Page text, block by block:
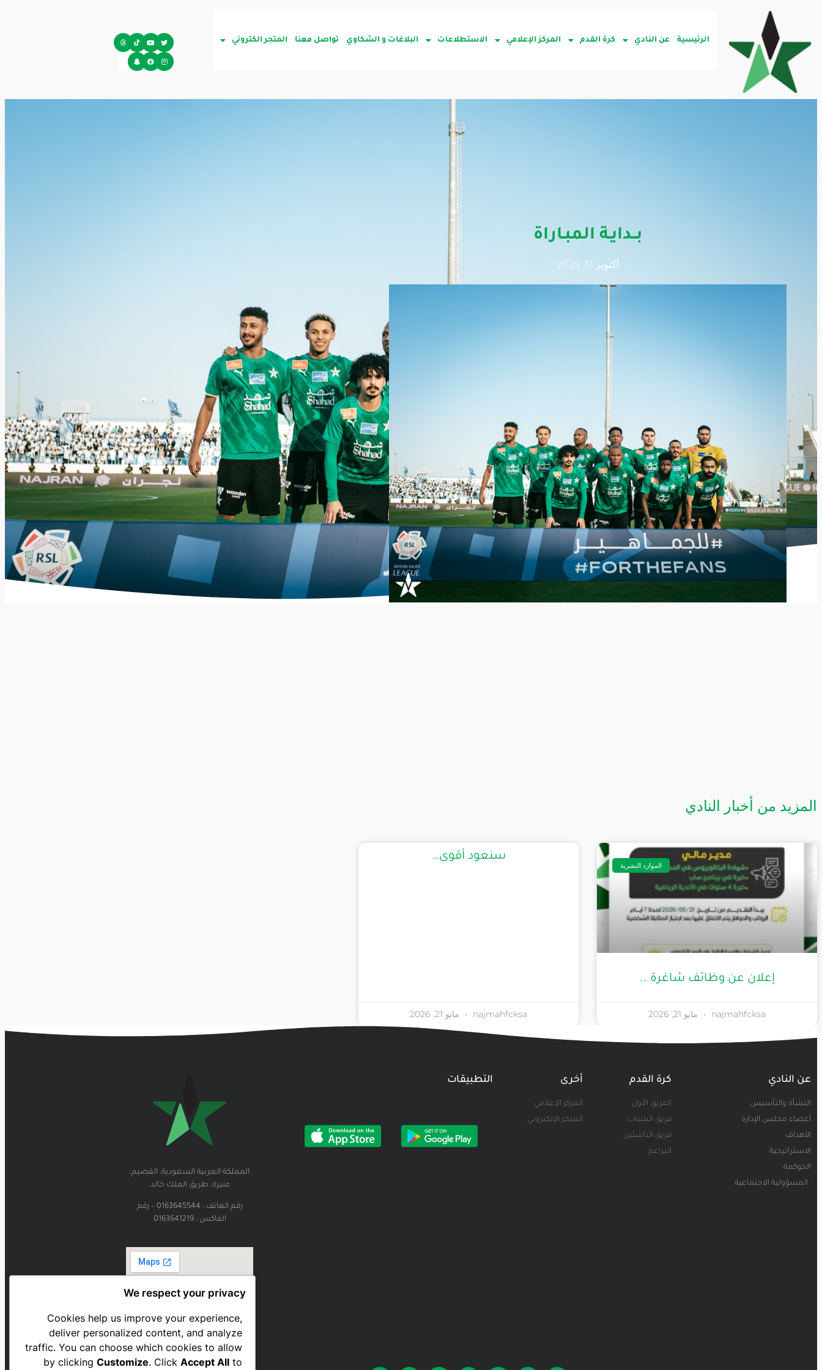
الرئيسية عن النادي كرة القدم المركز الإعلامي الاستطلاعات البلاغات و الشكاوي تواصل معنا المتجر الكتروني
بــدايـة المبـاراة
أكتوبر 31, 2025
المزيد من أخبار النادي
الموارد البشرية
إعلان عن وظائف شاغرة ..
najmahfcksa مايو 21, 2026
سنعود أقوى…
najmahfcksa مايو 21, 2026
عن النادي
النشأة والتأسيس
أعضاء مجلس الإدارة
الأهداف
الاستراتيجية
الحوكمة
المسؤولية الاجتماعية
كرة القدم
الفريق الأول
فريق الشباب
فريق الناشئين
البراعم
أخرى
المركز الإعلامي
المتجر الإلكتروني
التطبيقات
المملكة العربية السعودية، القصيم،
عنيزة، طريق الملك خالد.
رقم الهاتف : 0163645544 – رقم
الفاكس : 0163641219
We respect your privacy
Cookies help us improve your experience,
deliver personalized content, and analyze
traffic. You can choose which cookies to allow
by clickingCustomize. ClickAccept All to